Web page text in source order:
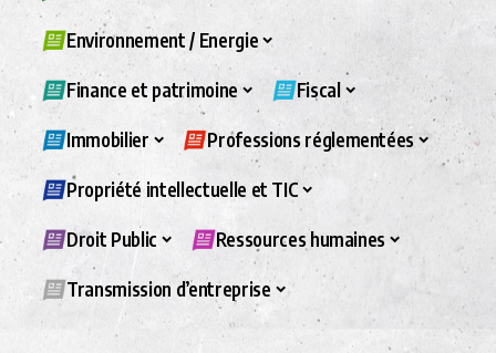
Environnement / Energie
Finance et patrimoine Fiscal
Immobilier Professions réglementées
Propriété intellectuelle et TIC
Droit Public Ressources humaines
Transmission d’entreprise